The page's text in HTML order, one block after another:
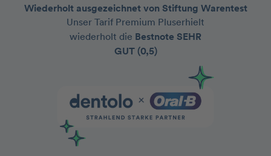
Wiederholt ausgezeichnet von Stiftung Warentest
Unser Tarif Premium Pluserhielt
wiederholt die Bestnote SEHR
GUT (0,5)